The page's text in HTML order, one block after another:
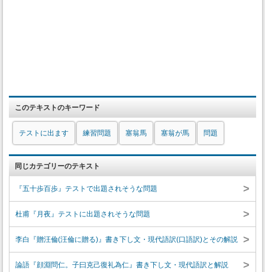
このテキストのキーワード
テストに出ます 練習問題 塞翁馬 塞翁が馬 問題
同じカテゴリーのテキスト
『五十歩百歩』テストで出題されそうな問題 >
杜甫『月夜』テストに出題されそうな問題 >
李白『贈汪倫(汪倫に贈る)』書き下し文・現代語訳(口語訳)とその解説 >
論語『顔淵問仁。子曰克己復礼為仁』書き下し文・現代語訳と解説 >